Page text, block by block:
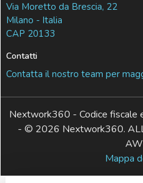
Via Moretto da Brescia, 22
Milano - Italia
CAP 20133
Contatti
Contatta il nostro team per
Nextwork360 - Codice
- © 2026 Nextwork360. ALL
Mappa